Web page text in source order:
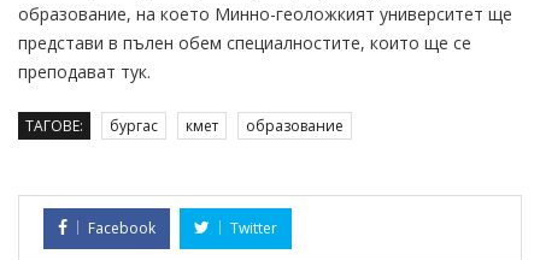
образование, на което Минно-геоложкият университет ще
представи в пълен обем специалностите, които ще се
преподават тук.
ТАГОВЕ: бургас кмет образование
Facebook Twitter